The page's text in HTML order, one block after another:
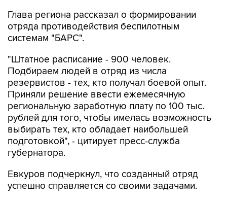
Глава региона рассказал о формировании
отряда противодействия беспилотным
системам "БАРС".
"Штатное расписание - 900 человек.
Подбираем людей в отряд из числа
резервистов - тех, кто получал боевой опыт.
Приняли решение ввести ежемесячную
региональную заработную плату по 100 тыс.
рублей для того, чтобы имелась возможность
выбирать тех, кто обладает наибольшей
подготовкой", - цитирует пресс-служба
губернатора.
Евкуров подчеркнул, что созданный отряд
успешно справляется со своими задачами.